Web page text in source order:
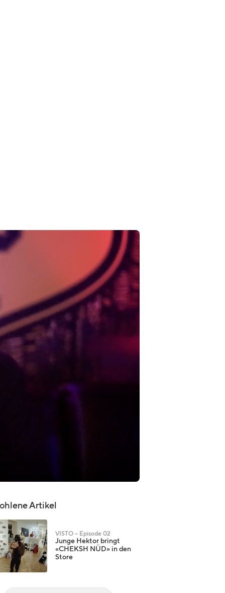
Artikel
VISTO – Episode 02
Junge Hektor bringt
«CHEKSH NÜD» in den
Store